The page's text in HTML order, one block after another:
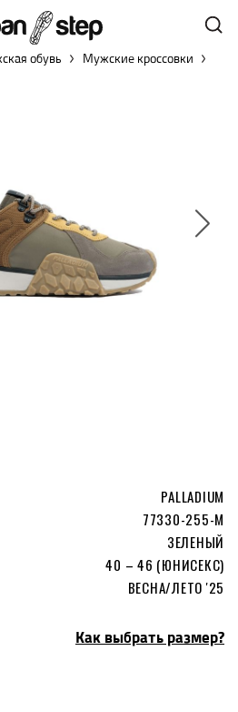
обувь
Мужские кроссовки
PALLADIUM
77330-255-M
ЗЕЛЕНЫЙ
40 – 46 (ЮНИСЕКС)
ВЕСНА/ЛЕТО '25
Как выбрать размер?